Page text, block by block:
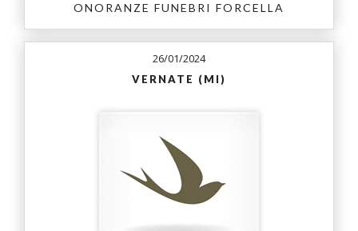
ONORANZE FUNEBRI FORCELLA
26/01/2024
VERNATE (MI)